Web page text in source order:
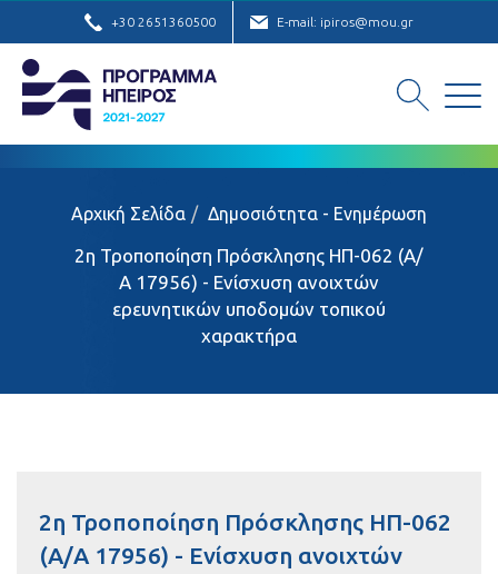
+30 2651360500 E-mail: ipiros@mou.gr
Αρχική Σελίδα Δημοσιότητα - Ενημέρωση
2η Τροποποίηση Πρόσκλησης ΗΠ-062 (Α/
Α 17956) - Ενίσχυση ανοιχτών
ερευνητικών υποδομών τοπικού
χαρακτήρα
2η Τροποποίηση Πρόσκλησης ΗΠ-062
(Α/Α 17956) - Ενίσχυση ανοιχτών